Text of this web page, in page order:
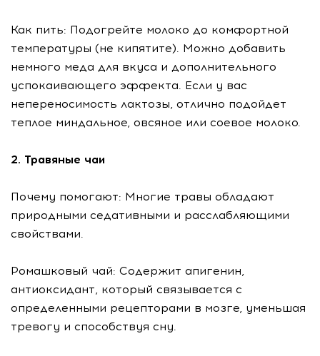
Как пить: Подогрейте молоко до комфортной
температуры (не кипятите). Можно добавить
немного меда для вкуса и дополнительного
успокаивающего эффекта. Если у вас
непереносимость лактозы, отлично подойдет
теплое миндальное, овсяное или соевое молоко.
2. Травяные чаи
Почему помогают: Многие травы обладают
природными седативными и расслабляющими
свойствами.
Ромашковый чай: Содержит апигенин,
антиоксидант, который связывается с
определенными рецепторами в мозге, уменьшая
тревогу и способствуя сну.